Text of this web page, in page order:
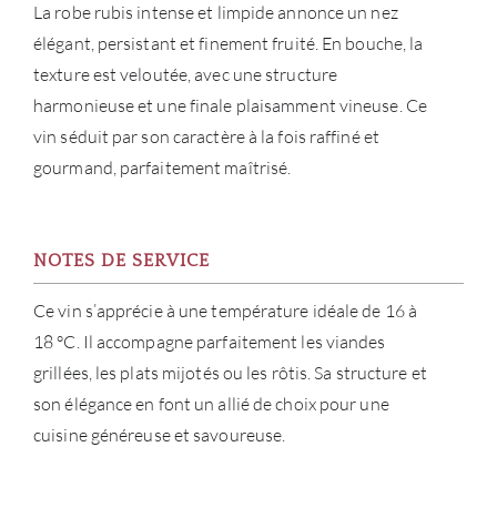
La robe rubis intense et limpide annonce un nez
élégant, persistant et finement fruité. En bouche, la
texture est veloutée, avec une structure
harmonieuse et une finale plaisamment vineuse. Ce
vin séduit par son caractère à la fois raffiné et
gourmand, parfaitement maîtrisé.
NOTES DE SERVICE
Ce vin s’apprécie à une température idéale de 16 à
18 °C. Il accompagne parfaitement les viandes
grillées, les plats mijotés ou les rôtis. Sa structure et
son élégance en font un allié de choix pour une
cuisine généreuse et savoureuse.